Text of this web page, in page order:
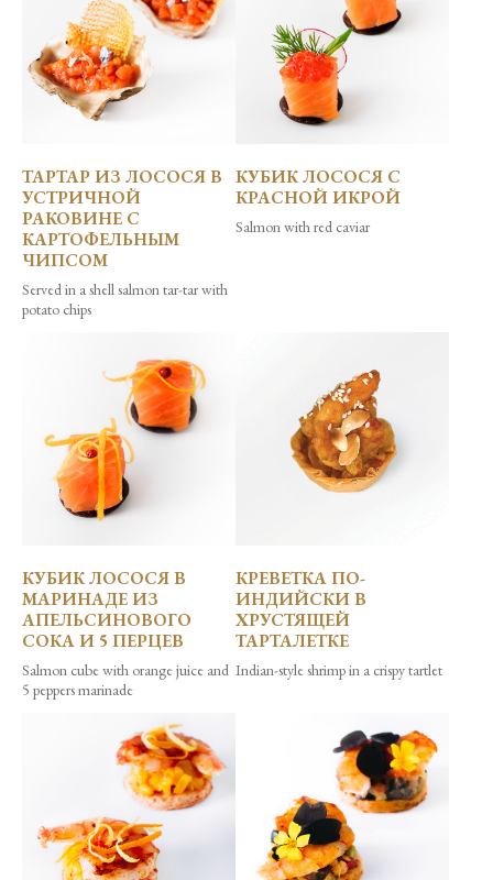
ТАРТАР ИЗ ЛОСОСЯ В
УСТРИЧНОЙ
РАКОВИНЕ С
КАРТОФЕЛЬНЫМ
ЧИПСОМ
Served in a shell salmon tar-tar with
potato chips
КУБИК ЛОСОСЯ С
КРАСНОЙ ИКРОЙ
Salmon with red caviar
КУБИК ЛОСОСЯ В
МАРИНАДЕ ИЗ
АПЕЛЬСИНОВОГО
СОКА И 5 ПЕРЦЕВ
Salmon cube with orange juice and
5 peppers marinade
КРЕВЕТКА ПО-
ИНДИЙСКИ В
ХРУСТЯЩЕЙ
ТАРТАЛЕТКЕ
Indian-style shrimp in a crispy tartlet